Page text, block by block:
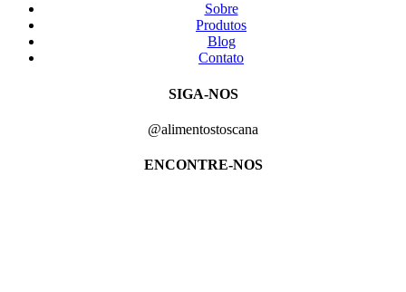
Sobre
Produtos
Blog
Contato
SIGA-NOS
@alimentostoscana
ENCONTRE-NOS